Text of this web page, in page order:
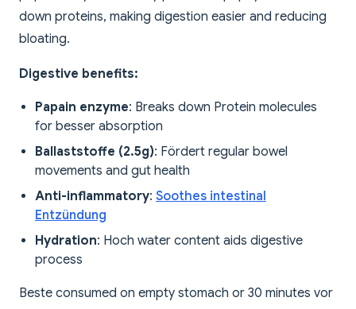
down proteins, making digestion easier and reducing
bloating.
Digestive benefits:
Papain enzyme: Breaks down Protein molecules
for besser absorption
Ballaststoffe (2.5g): Fördert regular bowel
movements and gut health
Anti-inflammatory: Soothes intestinal
Entzündung
Hydration: Hoch water content aids digestive
process
Beste consumed on empty stomach or 30 minutes vor